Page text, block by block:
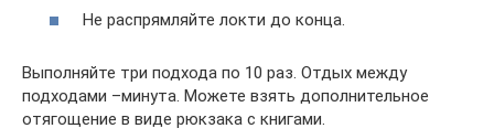
Не распрямляйте локти до конца.
Выполняйте три подхода по 10 раз. Отдых между
подходами –минута. Можете взять дополнительное
отягощение в виде рюкзака с книгами.